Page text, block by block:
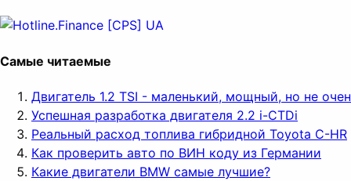
Самые читаемые
Двигатель 1.2 TSI - маленький, мощный, но не
Успешная разработка двигателя 2.2 i-CTDi
Реальный расход топлива гибридной Toyota C-HR
Как проверить авто по ВИН коду из Германии
Какие двигатели BMW самые лучшие?